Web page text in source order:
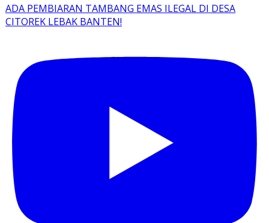
ADA PEMBIARAN TAMBANG EMAS ILEGAL DI DESA
CITOREK LEBAK BANTEN!